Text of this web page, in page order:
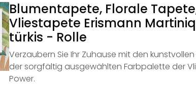
Blumentapete, Florale
Vliestapete Erismann
türkis - Rolle
Verzaubern Sie Ihr Zuhause mit den
der sorgfältig ausgewählten Farbpalette der
Power.